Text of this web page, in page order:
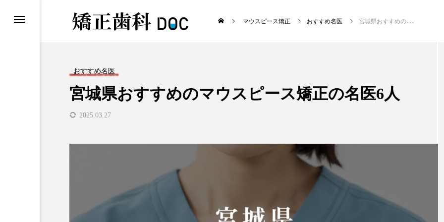
ワイヤー矯正 マウスピース矯正
マウスピース矯正 おすすめ名医 宮城県おすすめのマウスピース矯正の名医6人
おすすめ名医
宮城県おすすめのマウスピース矯正の名医6人
2025.03.27